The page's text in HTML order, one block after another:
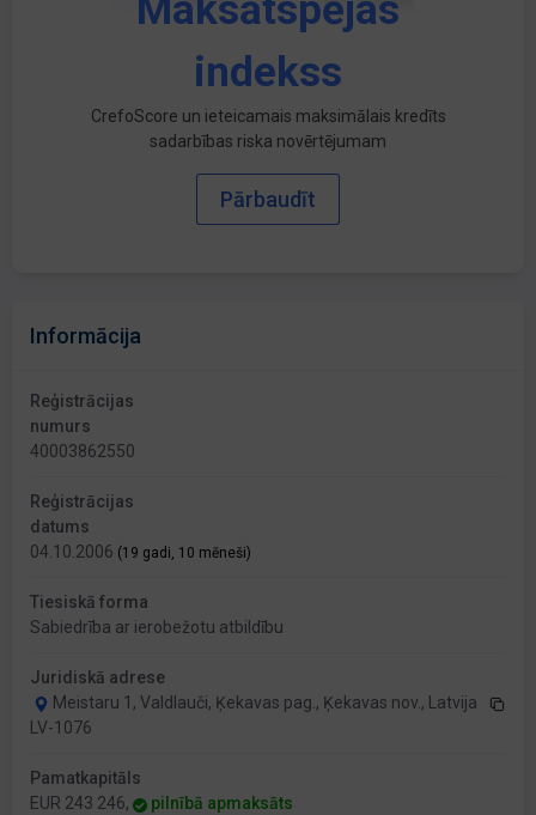
Maksātspējas
indekss
CrefoScore un ieteicamais maksimālais kredīts
sadarbības riska novērtējumam
Pārbaudīt
Informācija
Reģistrācijas
numurs
40003862550
Reģistrācijas
datums
04.10.2006 (19 gadi, 10 mēneši)
Tiesiskā forma
Sabiedrība ar ierobežotu atbildību
Juridiskā adrese
Meistaru 1, Valdlauči, Ķekavas pag., Ķekavas nov., Latvija
LV-1076
Pamatkapitāls
EUR 243 246,
pilnībā apmaksāts